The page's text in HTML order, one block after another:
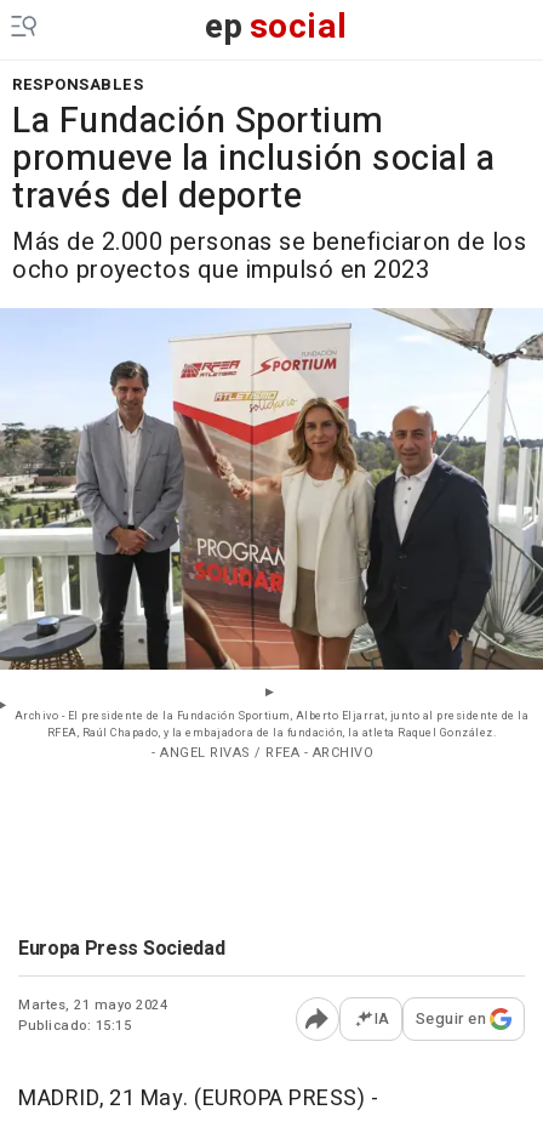
epsocial
RESPONSABLES
La Fundación Sportium
promueve la inclusión social a
través del deporte
Más de 2.000 personas se beneficiaron de los
ocho proyectos que impulsó en 2023
Archivo - El presidente de la Fundación Sportium, Alberto Eljarrat, junto al presidente de la
RFEA, Raúl Chapado, y la embajadora de la fundación, la atleta Raquel González.
- ANGEL RIVAS / RFEA - ARCHIVO
Europa Press Sociedad
Martes, 21 mayo 2024
Publicado: 15:15
Abrir opciones para
IA Seguir en
MADRID, 21 May. (EUROPA PRESS) -